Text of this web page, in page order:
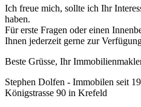
Ich freue mich, sollte ich Ihr
haben.
Für erste Fragen oder einen
Ihnen jederzeit gerne zur
Beste Grüsse, Ihr
Stephen Dolfen - Immobilen seit
Königstrasse 90 in Krefeld